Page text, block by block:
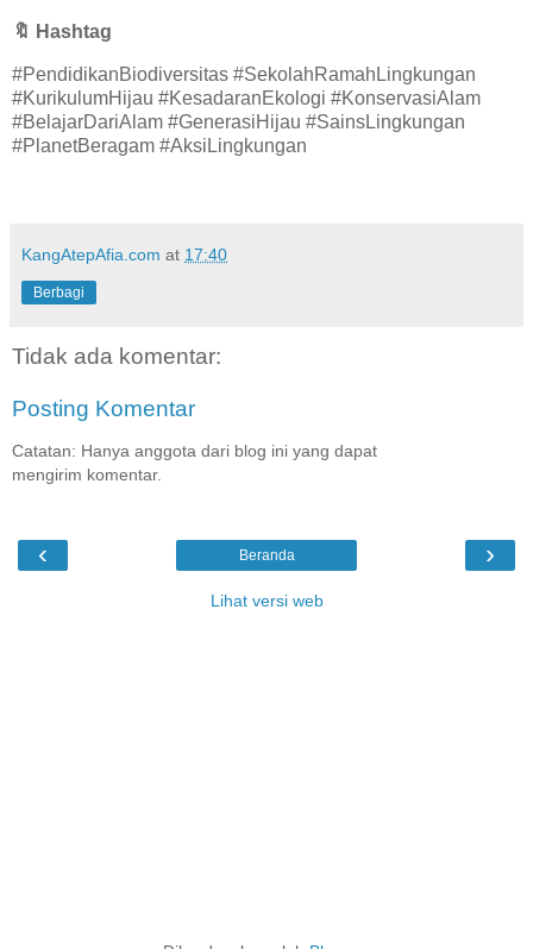
🔖 Hashtag
#PendidikanBiodiversitas #SekolahRamahLingkungan
#KurikulumHijau #KesadaranEkologi #KonservasiAlam
#BelajarDariAlam #GenerasiHijau #SainsLingkungan
#PlanetBeragam #AksiLingkungan
KangAtepAfia.com at 17:40
Berbagi
Tidak ada komentar:
Posting Komentar
Catatan: Hanya anggota dari blog ini yang dapat
mengirim komentar.
‹ ›
Beranda
Lihat versi web